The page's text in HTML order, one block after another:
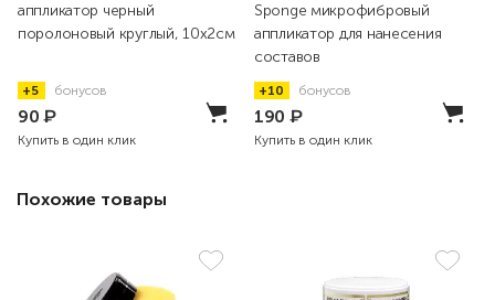
аппликатор черный
поролоновый круглый, 10x2см
+5 бонусов
90₽
Купить в один клик
Sponge микрофибровый
аппликатор для нанесения
составов
+10 бонусов
190 ₽
Купить в один клик
Похожие товары